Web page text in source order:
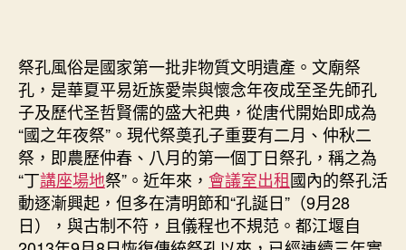
祭孔風俗是國家第一批非物質文明遺產。文廟祭
孔，是華夏平易近族愛崇與懷念年夜成至圣先師孔
子及歷代圣哲賢儒的盛大祀典，從唐代開始即成為
“國之年夜祭”。現代祭奠孔子重要有二月、仲秋二
祭，即農歷仲春、八月的第一個丁日祭孔，稱之為
“丁講座場地祭”。近年來， 會議室出租國內的祭孔活
動逐漸興起，但多在清明節和“孔誕日”（9月28
日），與古制不符，且儀程也不規范。都江堰自